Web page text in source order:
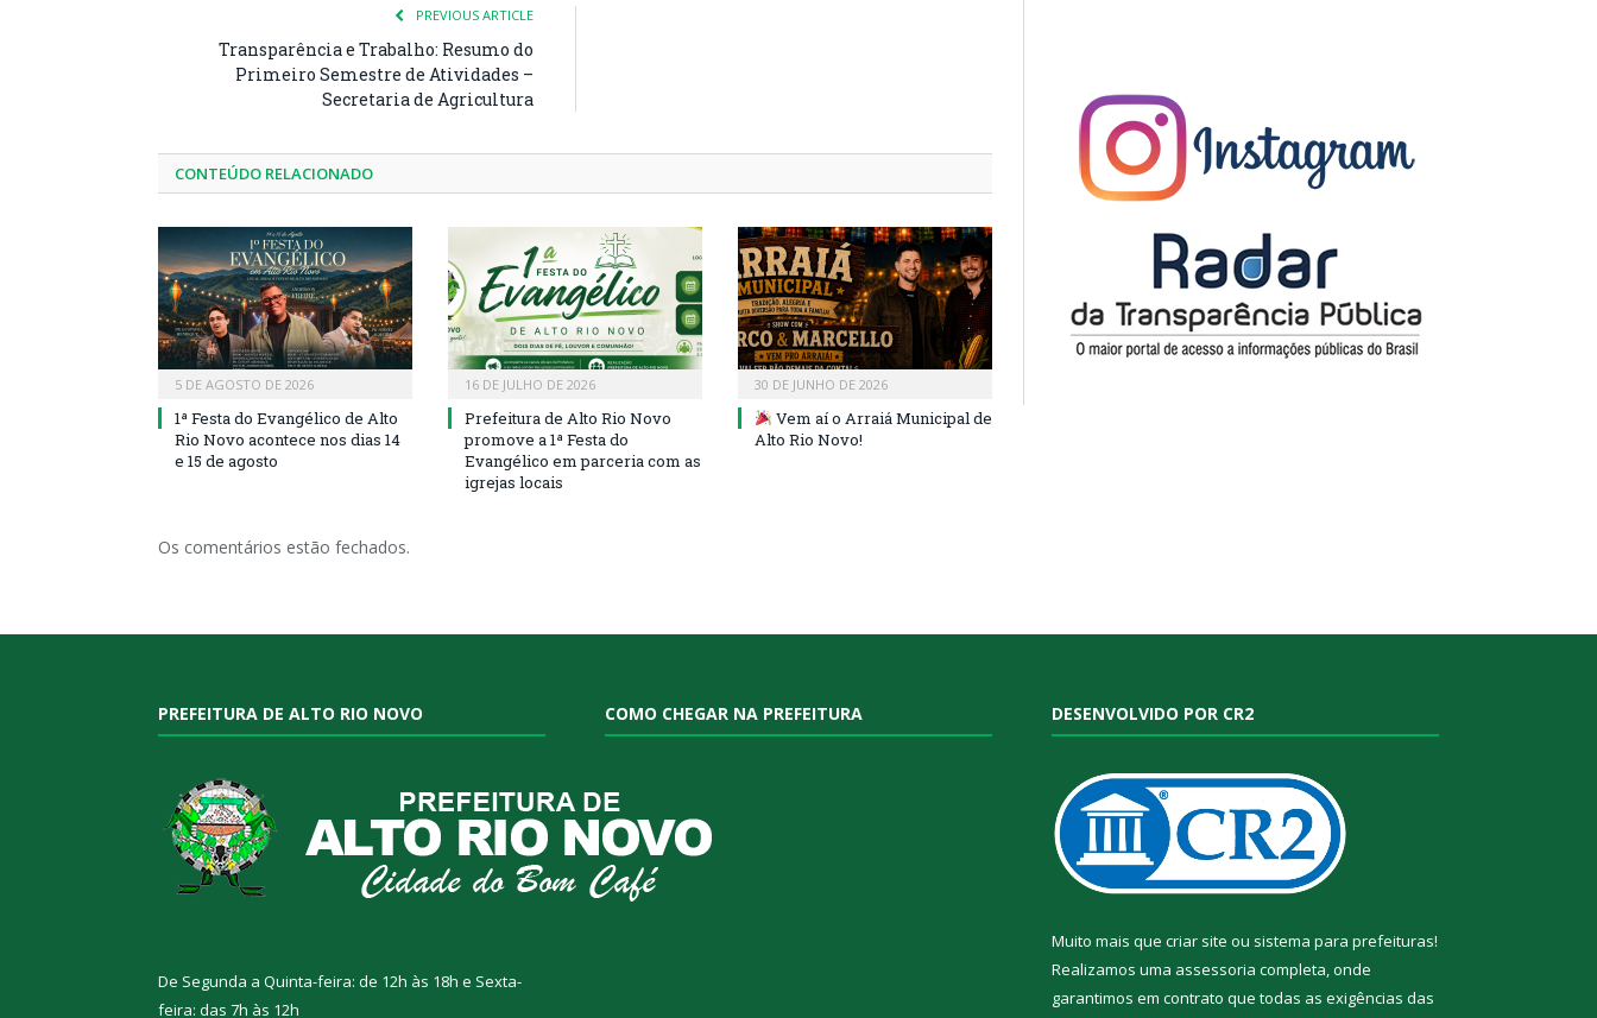
PREVIOUS ARTICLE
Transparência e Trabalho: Resumo do
Primeiro Semestre de Atividades –
Secretaria de Agricultura
CONTEÚDO RELACIONADO
5 DE AGOSTO DE 2026
1ª Festa do Evangélico de Alto
Rio Novo acontece nos dias 14
e 15 de agosto
16 DE JULHO DE 2026
Prefeitura de Alto Rio Novo
promove a 1ª Festa do
Evangélico em parceria com as
igrejas locais
30 DE JUNHO DE 2026
Vem aí o Arraiá Municipal de
Alto Rio Novo!
Os comentários estão fechados.
PREFEITURA DE ALTO RIO NOVO
De Segunda a Quinta-feira: de 12h às 18h e Sexta-
feira: das 7h às 12h
COMO CHEGAR NA PREFEITURA DESENVOLVIDO POR CR2
Muito mais que criar site ou sistema para prefeituras!
Realizamos uma assessoria completa, onde
garantimos em contrato que todas as exigências das